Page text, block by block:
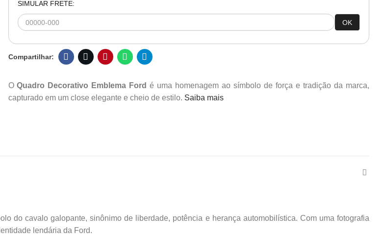
SIMULAR FRETE:
OK
OQuadro Decorativo Emblema Ford é uma homenagem ao símbolo de força e tradição da marca,
capturado em um close elegante e cheio de estilo. Saiba mais
do cavalo galopante, sinônimo de liberdade, potência e herança automobilística. Com uma fotografia
lendária da Ford.